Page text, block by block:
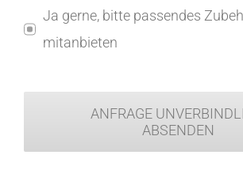
Ja gerne, bitte passendes
mitanbieten
ANFRAGE
ABSENDEN